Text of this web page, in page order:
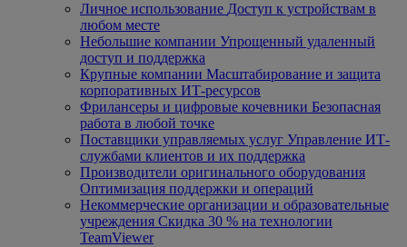
Личное использование Доступ к устройствам в
любом месте
Небольшие компании Упрощенный удаленный
доступ и поддержка
Крупные компании Масштабирование и защита
корпоративных ИТ-ресурсов
Фрилансеры и цифровые кочевники Безопасная
работа в любой точке
Поставщики управляемых услуг Управление ИТ-
службами клиентов и их поддержка
Производители оригинального оборудования
Оптимизация поддержки и операций
Некоммерческие организации и образовательные
учреждения Скидка 30 % на технологии
TeamViewer